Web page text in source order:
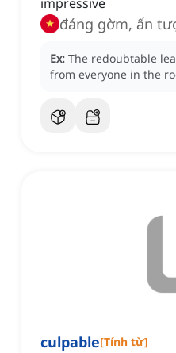
đáng gờm, ấn
Ex: The redoubtable
from everyone in the
culpable[Tính từ]